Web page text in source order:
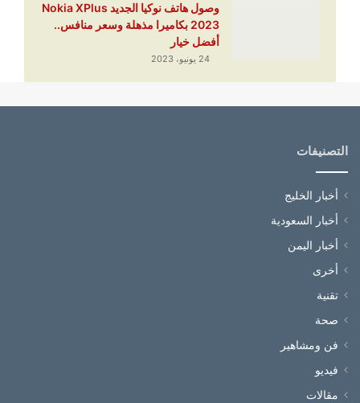
وصول هاتف نوكيا الجديد Nokia XPlus
2023 بكاميرا مذهلة وسعر منافس..
أفضل خيار
24 يونيو، 2023
التصنيفات
أخبار الخليج
أخبار السعودية
أخبار اليمن
أخرى
تقنية
صحة
فن ومشاهير
فيديو
مقالات